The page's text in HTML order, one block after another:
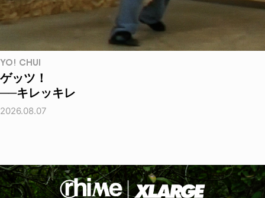
YO! CHUI
ゲッツ！
──キレッキレ
2026.08.07